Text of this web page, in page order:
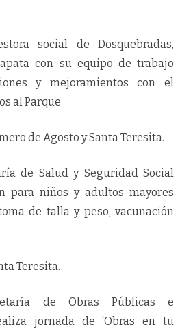
social de Dosquebradas,
con su equipo de trabajo
y mejoramientos con el
al Parque’
de Agosto y Santa Teresita.
de Salud y Seguridad Social
para niños y adultos mayores
de talla y peso, vacunación
Teresita.
de Obras Públicas e
jornada de ‘Obras en tu